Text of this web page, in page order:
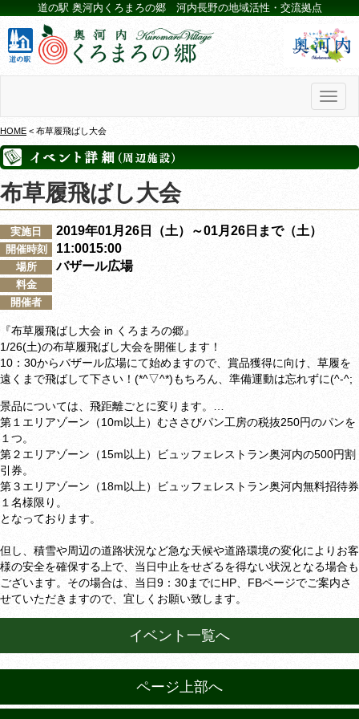
道の駅 奥河内くろまろの郷 河内長野の地域活性・交流拠点
HOME < 布草履飛ばし大会
布草履飛ばし大会
実施日 2019年01月26日（土）～01月26日まで（土）
開催時刻 11:0015:00
場所 バザール広場
料金
開催者
『布草履飛ばし大会 in くろまろの郷』
1/26(土)の布草履飛ばし大会を開催します！
10：30からバザール広場にて始めますので、賞品獲得に向け、草履を
遠くまで飛ばして下さい！(*^▽^*)もちろん、準備運動は忘れずに(^-^;
景品については、飛距離ごとに変ります。 …
第１エリアゾーン（10m以上）むささびパン工房の税抜250円のパンを
１つ。
第２エリアゾーン（15m以上）ビュッフェレストラン奥河内の500円割
引券。
第３エリアゾーン（18m以上）ビュッフェレストラン奥河内無料招待券
１名様限り。
となっております。
但し、積雪や周辺の道路状況など急な天候や道路環境の変化によりお客
様の安全を確保する上で、当日中止をせざるを得ない状況となる場合も
ございます。その場合は、当日9：30までにHP、FBページでご案内さ
せていただきますので、宜しくお願い致します。
イベント一覧へ
ページ上部へ